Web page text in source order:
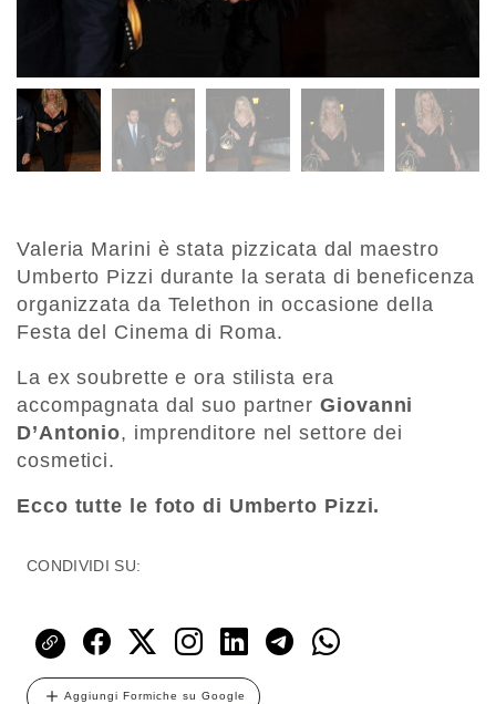
Valeria Marini è stata pizzicata dal maestro
Umberto Pizzi durante la serata di beneficenza
organizzata da Telethon in occasione della
Festa del Cinema di Roma.
La ex soubrette e ora stilista era
accompagnata dal suo partnerGiovanni
D’Antonio, imprenditore nel settore dei
cosmetici.
Ecco tutte le foto di Umberto Pizzi.
CONDIVIDI SU:
Aggiungi Formiche su Google